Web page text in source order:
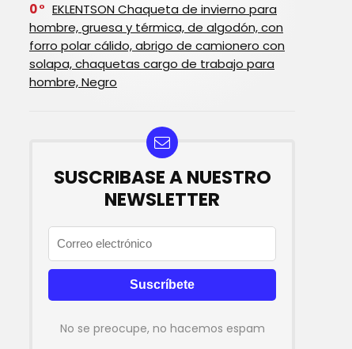
0
EKLENTSON Chaqueta de invierno para
hombre, gruesa y térmica, de algodón, con
forro polar cálido, abrigo de camionero con
solapa, chaquetas cargo de trabajo para
hombre, Negro
SUSCRIBASE A NUESTRO
NEWSLETTER
No se preocupe, no hacemos espam